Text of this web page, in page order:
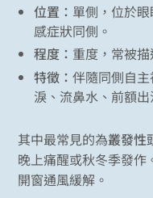
位置： 單側，位於
感症狀同側。
程度： 重度，常被
特徵：伴隨同側自
淚、流鼻水、前額
其中最常見的為叢發性
晚上痛醒或秋冬季發
開窗通風緩解。